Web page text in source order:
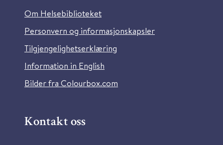
Om Helsebiblioteket
Personvern og informasjonskapsler
Tilgjengelighetserklæring
Information in English
Bilder fra Colourbox.com
Kontakt oss